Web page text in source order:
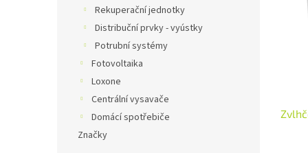
Rekuperační jednotky
Distribuční prvky - vyústky
Potrubní systémy
Fotovoltaika
Loxone
Centrální vysavače
Domácí spotřebiče
Značky